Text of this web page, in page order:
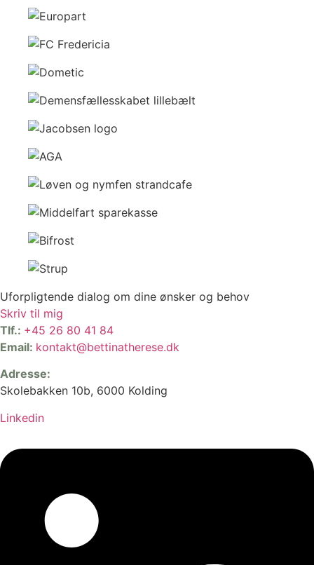
Uforpligtende dialog om dine ønsker og behov
Skriv til mig
Tlf.: +45 26 80 41 84
Email: kontakt@bettinatherese.dk
Adresse:
Skolebakken 10b, 6000 Kolding
Linkedin